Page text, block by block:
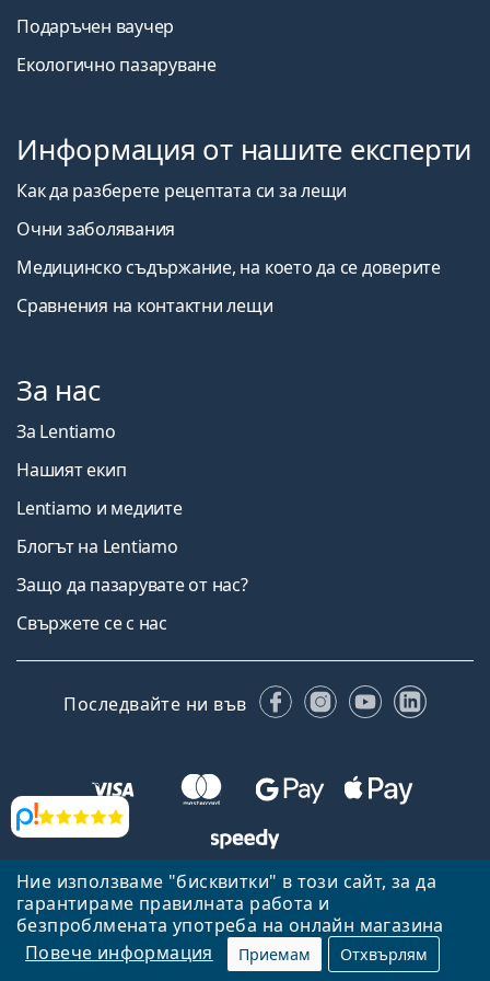
Ние използваме "бисквитки" в този сайт, за да
гарантираме правилната работа и
безпроблмената употреба на онлайн магазина
Повече информация
Приемам Отхвърлям
Прегледи
Подаръчен ваучер
Екологично пазаруване
Информация от нашите експерти
Как да разберете рецептата си за лещи
Очни заболявания
Медицинско съдържание, на което да се доверите
Сравнения на контактни лещи
За нас
За Lentiamo
Нашият екип
Lentiamo и медиите
Блогът на Lentiamo
Защо да пазарувате от нас?
Свържете се с нас
Последвайте ни във FacebookInstagram
YouTube
Назад към началната страница
Нагоре
Lentiamo.bg е собственост и се управлява от Lentiamo s.r.o.,
Република Чехия
Тук сме за вас в продължение на 18 години.